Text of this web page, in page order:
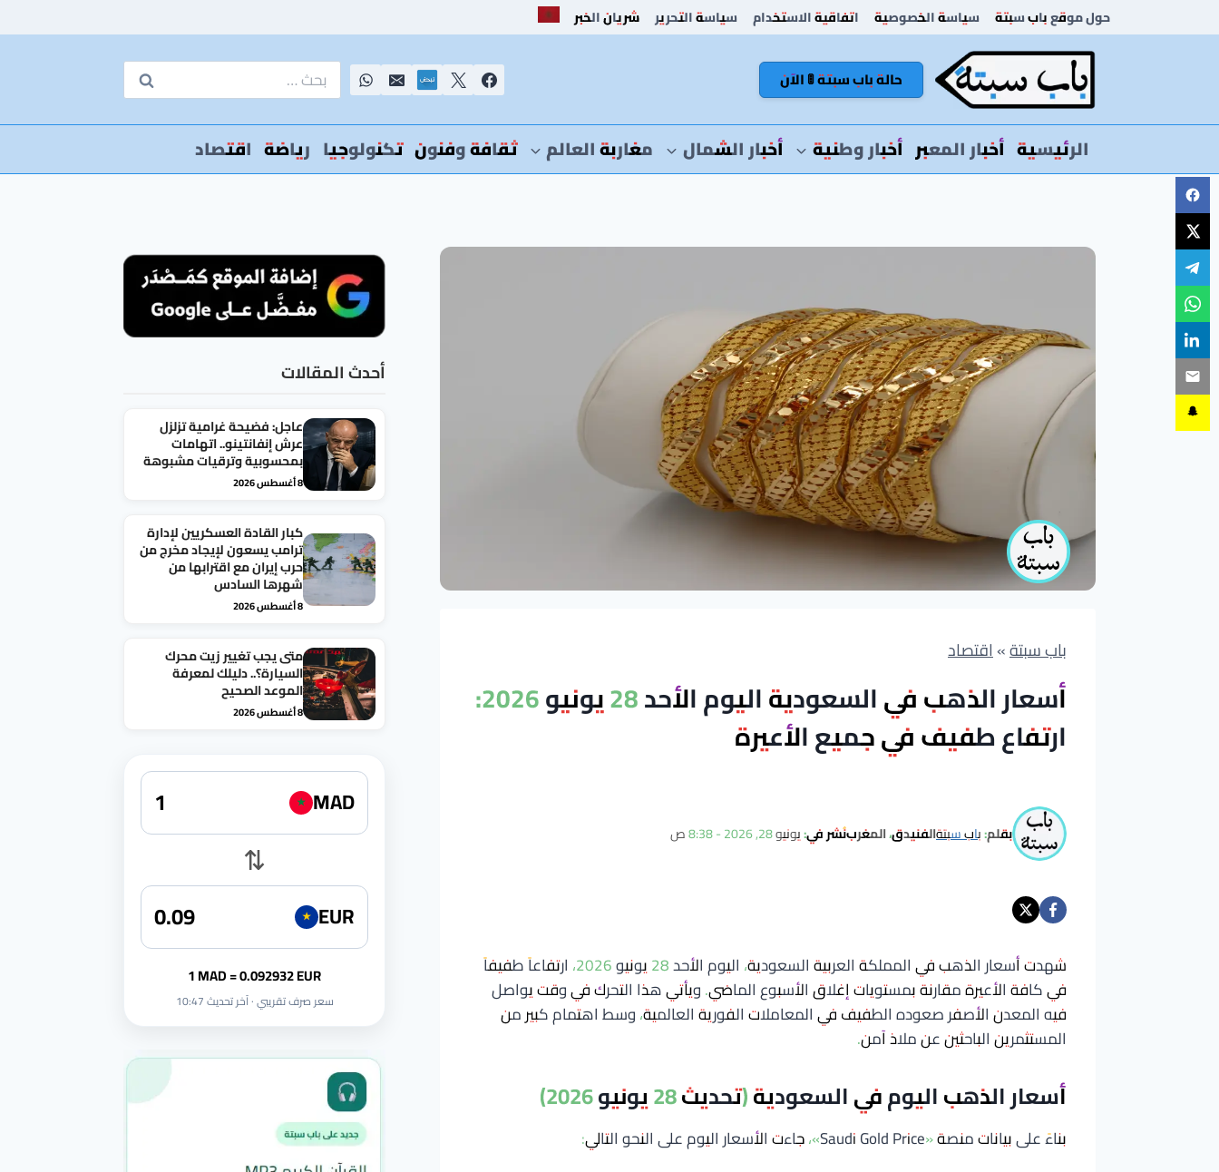
إلى
حول موقع باب سبتة سياسة الخصوصية اتفاقية الاستخدام سياسة التحرير شريان الخبر
حالة باب سبتة 🚦 الآن
البحث
عن:
الرئيسية أخبار المعبر أخبار وطنية أخبار الشمال مغاربة العالم ثقافة وفنون تكنولوجيا رياضة اقتصاد
باب سبتة»اقتصاد
أسعار الذهب في السعودية اليوم الأحد 28 يونيو 2026:
ارتفاع طفيف في جميع الأعيرة
بقلم:باب سبتةالفنيدق، المغربنُشر في:يونيو 28, 2026 - 8:38 ص
شهدت أسعار الذهب في المملكة العربية السعودية، اليوم الأحد 28 يونيو 2026، ارتفاعاً طفيفاً
في كافة الأعيرة مقارنة بمستويات إغلاق الأسبوع الماضي. ويأتي هذا التحرك في وقت يواصل
فيه المعدن الأصفر صعوده الطفيف في المعاملات الفورية العالمية، وسط اهتمام كبير من
المستثمرين الباحثين عن ملاذ آمن.
أسعار الذهب اليوم في السعودية (تحديث 28 يونيو 2026)
بناءً على بيانات منصة «Saudi Gold Price»، جاءت الأسعار اليوم على النحو التالي:
أحدث المقالات
عاجل: فضيحة غرامية تزلزل
عرش إنفانتينو.. اتهامات
بمحسوبية وترقيات مشبوهة
8 أغسطس 2026
كبار القادة العسكريين لإدارة
ترامب يسعون لإيجاد مخرج من
حرب إيران مع اقترابها من
شهرها السادس
8 أغسطس 2026
متى يجب تغيير زيت محرك
السيارة؟.. دليلك لمعرفة
الموعد الصحيح
8 أغسطس 2026
★ MAD
⇅
★ EUR
1 MAD = 0.092932 EUR
سعر صرف تقريبي · آخر تحديث 10:47